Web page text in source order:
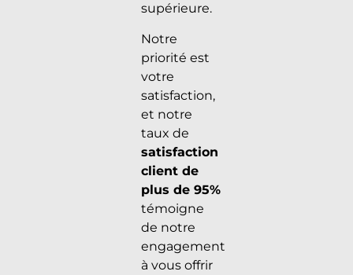
supérieure.
Notre
priorité est
votre
satisfaction,
et notre
taux de
satisfaction
client de
plus de 95%
témoigne
de notre
engagement
à vous offrir